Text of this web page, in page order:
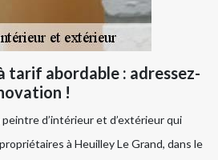
tarif abordable : adressez-
!
d’intérieur et d’extérieur qui
à Heuilley Le Grand, dans le